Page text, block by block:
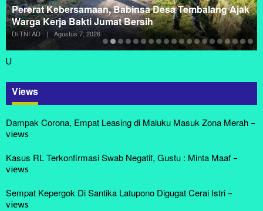
Pererat Kebersamaan, Babinsa Desa Tembalang Ajak
Warga Kerja Bakti Jumat Bersih
Di TNI AD | Agustus 7, 2026
U
Views
Dampak Corona, Empat Leasing di Maluku Masuk Zona Merah -
views
Kasus RL Terkonfirmasi Swab Negatif, Gustu : Minta Maaf -
views
Sempat Kepergok Di Santika Latupono Digugat Cerai Istri -
views